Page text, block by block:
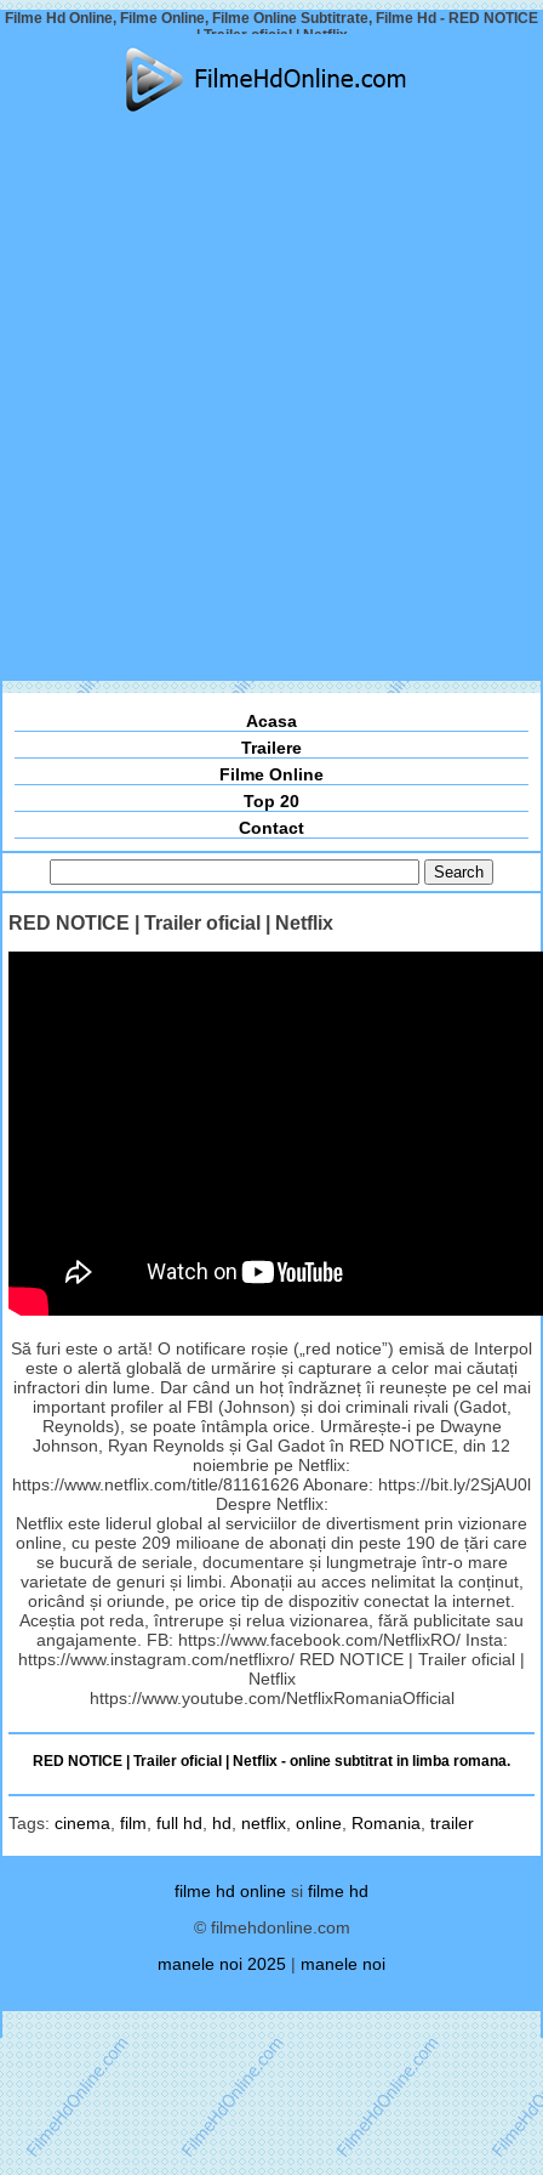
Filme Hd Online, Filme Online, Filme Online Subtitrate, Filme Hd - RED NOTICE
| Trailer oficial | Netflix
Acasa
Trailere
Filme Online
Top 20
Contact
RED NOTICE | Trailer oficial | Netflix
Să furi este o artă! O notificare roșie („red notice”) emisă de Interpol
este o alertă globală de urmărire și capturare a celor mai căutați
infractori din lume. Dar când un hoț îndrăzneț îi reunește pe cel mai
important profiler al FBI (Johnson) și doi criminali rivali (Gadot,
Reynolds), se poate întâmpla orice. Urmărește-i pe Dwayne
Johnson, Ryan Reynolds și Gal Gadot în RED NOTICE, din 12
noiembrie pe Netflix:
https://www.netflix.com/title/81161626 Abonare: https://bit.ly/2SjAU0l
Despre Netflix:
Netflix este liderul global al serviciilor de divertisment prin vizionare
online, cu peste 209 milioane de abonați din peste 190 de țări care
se bucură de seriale, documentare și lungmetraje într-o mare
varietate de genuri și limbi. Abonații au acces nelimitat la conținut,
oricând și oriunde, pe orice tip de dispozitiv conectat la internet.
Aceștia pot reda, întrerupe și relua vizionarea, fără publicitate sau
angajamente. FB: https://www.facebook.com/NetflixRO/ Insta:
https://www.instagram.com/netflixro/ RED NOTICE | Trailer oficial |
Netflix
https://www.youtube.com/NetflixRomaniaOfficial
RED NOTICE | Trailer oficial | Netflix - online subtitrat in limba romana.
Tags: cinema film full hd hd netflix online Romania trailer
filme hd online si filme hd
© filmehdonline.com
manele noi 2025 | manele noi